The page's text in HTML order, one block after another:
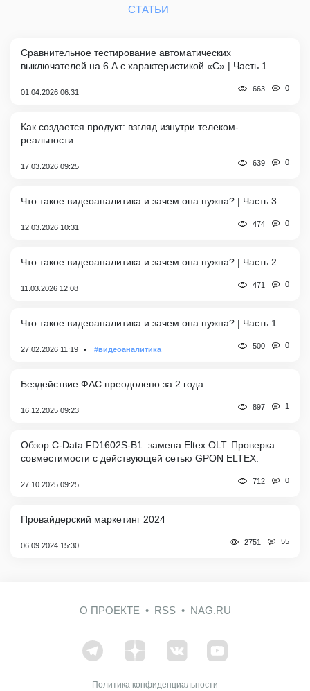
СТАТЬИ
Сравнительное тестирование автоматических
выключателей на 6 А с характеристикой «C» | Часть 1
01.04.2026 06:31 663 0
Как создается продукт: взгляд изнутри телеком-
реальности
17.03.2026 09:25 639 0
Что такое видеоаналитика и зачем она нужна? | Часть 3
12.03.2026 10:31 474 0
Что такое видеоаналитика и зачем она нужна? | Часть 2
11.03.2026 12:08 471 0
Что такое видеоаналитика и зачем она нужна? | Часть 1
27.02.2026 11:19 #видеоаналитика 500 0
Бездействие ФАС преодолено за 2 года
16.12.2025 09:23 897 1
Обзор C-Data FD1602S-B1: замена Eltex OLT. Проверка
совместимости с действующей сетью GPON ELTEX.
27.10.2025 09:25 712 0
Провайдерский маркетинг 2024
06.09.2024 15:30 2751 55
О ПРОЕКТЕ RSS NAG.RU
Политика конфиденциальности